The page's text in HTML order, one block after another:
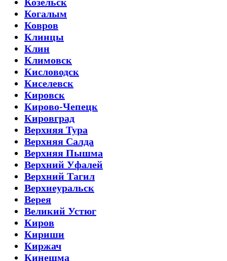
Когалым
Ковров
Клинцы
Клин
Климовск
Кисловодск
Киселевск
Кировск
Кирово-Чепецк
Кировград
Верхняя Тура
Верхняя Салда
Верхняя Пышма
Верхний Уфалей
Верхний Тагил
Верхнеуральск
Верея
Великий Устюг
Киров
Кириши
Киржач
Кинешма